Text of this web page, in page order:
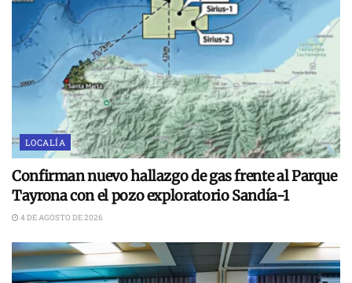
LOCALÍA
Confirman nuevo hallazgo de gas frente al Parque
Tayrona con el pozo exploratorio Sandía-1
4 DE AGOSTO DE 2026